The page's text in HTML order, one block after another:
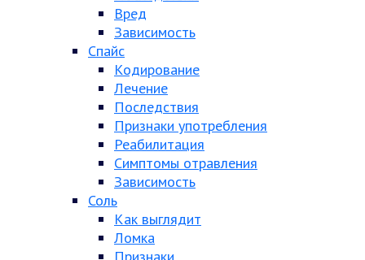
Вред
Зависимость
Спайс
Кодирование
Лечение
Последствия
Признаки употребления
Реабилитация
Симптомы отравления
Зависимость
Соль
Как выглядит
Ломка